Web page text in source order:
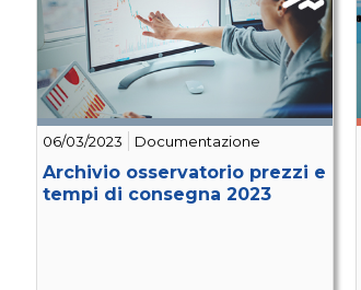
06/03/2023 Documentazione
Archivio osservatorio prezzi e
tempi di consegna 2023